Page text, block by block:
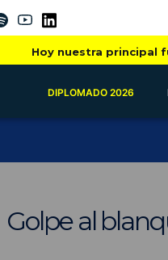
Hoy nuestra principal
DIPLOMADO 2026
Golpe al